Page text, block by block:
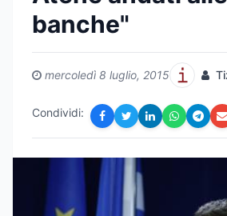
banche"
mercoledì 8 luglio, 2015
Condividi: